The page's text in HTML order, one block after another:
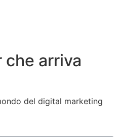
arriva
del digital marketing